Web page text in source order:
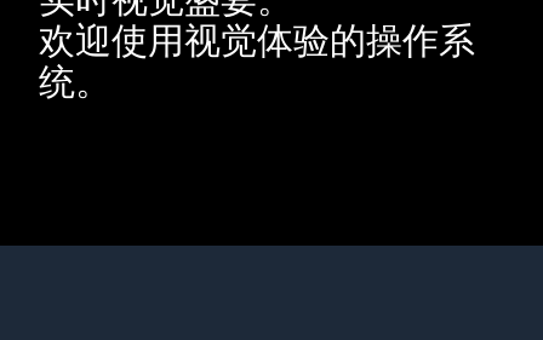
欢迎使用视觉体验的操作系
统。